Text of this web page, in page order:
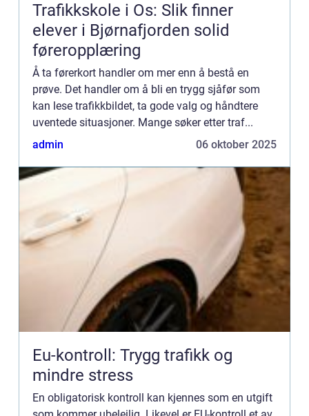
Trafikkskole i Os: Slik finner
elever i Bjørnafjorden solid
føreropplæring
Å ta førerkort handler om mer enn å bestå en
prøve. Det handler om å bli en trygg sjåfør som
kan lese trafikkbildet, ta gode valg og håndtere
uventede situasjoner. Mange søker etter traf...
admin
06 oktober 2025
Eu-kontroll: Trygg trafikk og
mindre stress
En obligatorisk kontroll kan kjennes som en utgift